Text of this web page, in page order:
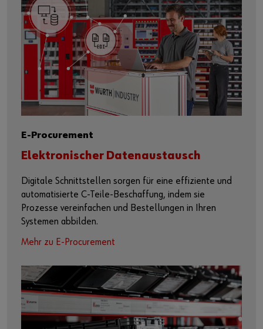
E-Procurement
Elektronischer Datenaustausch
Digitale Schnittstellen sorgen für eine effiziente und
automatisierte C-Teile-Beschaffung, indem sie
Prozesse vereinfachen und Bestellungen in Ihren
Systemen abbilden.
Mehr zu E-Procurement